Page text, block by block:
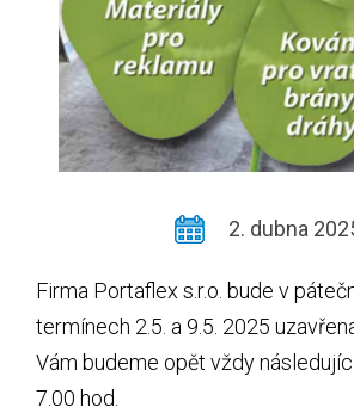
2. dubna
Firma Portaflex s.r.o. bude v
termínech 2.5. a 9.5. 2025
Vám budeme opět vždy
7.00 hod.